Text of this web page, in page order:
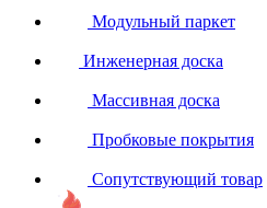
Модульный паркет
Инженерная доска
Массивная доска
Пробковые покрытия
Сопутствующий товар